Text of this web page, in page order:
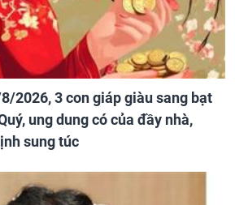
2026, 3 con giáp giàu sang bạt
ung dung có của đầy nhà,
sung túc